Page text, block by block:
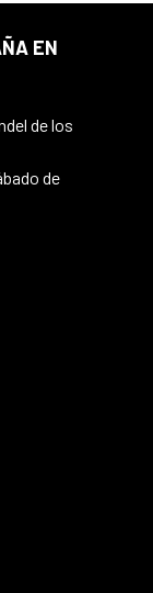
EN
de los
de